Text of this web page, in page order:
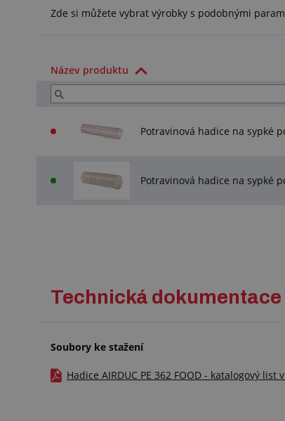
Zde si můžete vybrat výrobky s podobnými
Název produktu
Potravinová hadice na sypké
Potravinová hadice na sypké
Technická dokumentace
Soubory ke stažení
Hadice AIRDUC PE 362 FOOD - katalogový list